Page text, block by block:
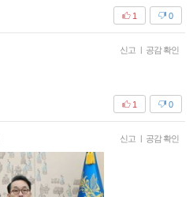
0
1
신고 공감 확인
0
1
신고 공감 확인